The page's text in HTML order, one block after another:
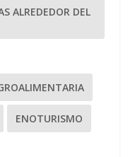
ALREDEDOR DEL
ENOTURISMO